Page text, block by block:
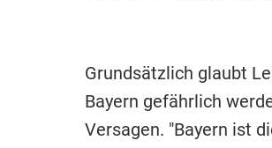
Grundsätzlich glaubt
Bayern gefährlich
Versagen. "Bayern ist